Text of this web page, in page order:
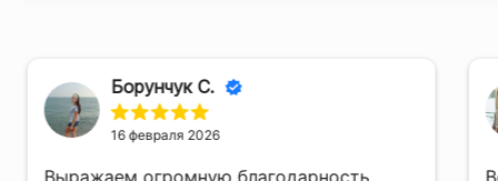
Борунчук С.
16 февраля 2026
Выражаем огромную благодарность